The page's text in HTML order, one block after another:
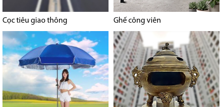
Cọc tiêu giao thông Ghế công viên